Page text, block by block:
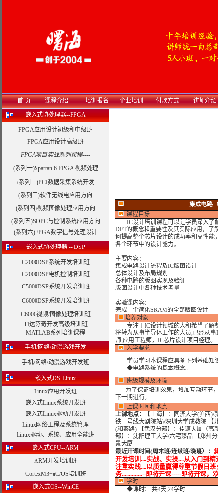
首 页 课程介绍 培训报名 企业培训 付款方式 讲师介绍
嵌入式协处理器--FPGA
FPGA应用设计初级和中级班
FPGA应用设计高级班
FPGA项目实战系列课程----
(系列一)Spartan-6 FPGA 视频处理
(系列二)PCI数据采集系统开发
(系列三)软件无线电应用方向
(系列四)视频图像处理应用方向
(系列五)SOPC与控制系统应用方向
(系列六)FPGA数字信号处理设计
嵌入式协处理器 -- DSP
C2000DSP系统开发培训班
C2000DSP电机控制培训班
C5000DSP系统开发培训班
C6000DSP系统开发培训班
C6000视频/图像处理培训班
TI达芬奇开发高级培训班
MATLAB系列培训课程
手机/网络/动漫游戏开发
手机/网络/动漫游戏开发班
嵌入式OS-Linux
Linux应用开发班
嵌入式Linux系统开发班
嵌入式Linux驱动开发班
Linux网络工程及系统管理
Linux驱动、系统、应用全能班
嵌入式CPU--ARM
ARM开发培训班
CortexM3+uC/OS培训班
嵌入式OS--WinCE
集成电路
课程目标
IC设计培训课程可以让学员深入了
DFT的概念和重要性及其实际应用，了
何提高整个芯片设计的成功率和高性能
各个环节中的设计能力。
主要内容：
集成电路设计流程及IC版图设计
总体设计及布局规划
各种电路的版图实现及验证
版图设计中各种技术考量
实验课内容：
完成一个简化SRAM的全部版图设计
培养对象
专注于IC设计领域的人和希望了解
将转为从事半导体工作的人员,已经从
师,应用工程师，IC芯片设计项目经理。
入学要求
学员学习本课程应具备下列基础知
◆电路系统的基本概念。
班级规模及环境
为了保证培训效果，增加互动环节，
下一期进行。
上课时间和地点
上课地点：
【上海】：同济大学(沪西
铁一号线大剧院站)/深圳大学成教院 【
(和燕路) 【武汉分部】：佳源大厦（高
部】：沈阳理工大学/六宅臻品 【郑州
景大厦
最近开课时间(周末班/连续班/晚班）
：
开发培训....实战、实操....从入门到
注重实践....以质量赢得尊重节假日
务..............--即将开课-----即将开课，
学时
◆课时： 共4天,24学时